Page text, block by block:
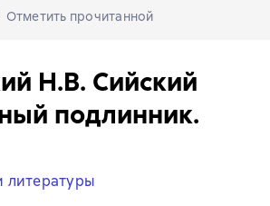
Отметить прочитанной
Н.В. Сийский
подлинник.
литературы